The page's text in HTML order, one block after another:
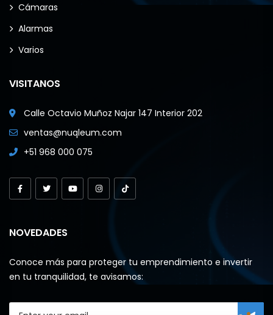
Cámaras
Alarmas
Varios
VISITANOS
Calle Octavio Muñoz Najar 147 Interior 202
ventas@nuqleum.com
+51 968 000 075
NOVEDADES
Conoce más para proteger tu emprendimiento e invertir
en tu tranquilidad, te avisamos: